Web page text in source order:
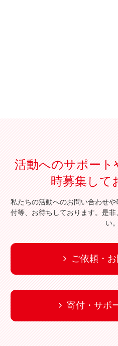
活動へのサポート
時募集して
私たちの活動へのお問い合わせ
付等、お待ちしております。是
い
ご依頼・
寄付・サポ